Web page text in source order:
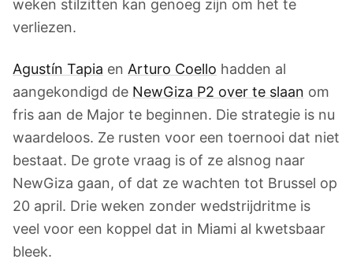
weken stilzitten kan genoeg zijn om het te
verliezen.
Agustín Tapia en Arturo Coello hadden al
aangekondigd de NewGiza P2 over te slaan om
fris aan de Major te beginnen. Die strategie is nu
waardeloos. Ze rusten voor een toernooi dat niet
bestaat. De grote vraag is of ze alsnog naar
NewGiza gaan, of dat ze wachten tot Brussel op
20 april. Drie weken zonder wedstrijdritme is
veel voor een koppel dat in Miami al kwetsbaar
bleek.